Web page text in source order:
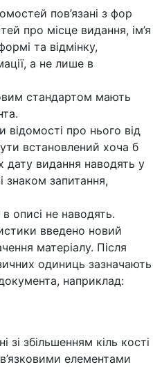
пов’язані з фор
про місце видання, ім’я
та відмінку,
а не лише в
стандартом мають
відомості про нього від
встановлений хоча б
дату видання наводять у
знаком запитання,
описі не наводять.
введено новий
матеріалу. Після
одиниць зазначають
наприклад:
зі збільшенням кіль кості
елементами